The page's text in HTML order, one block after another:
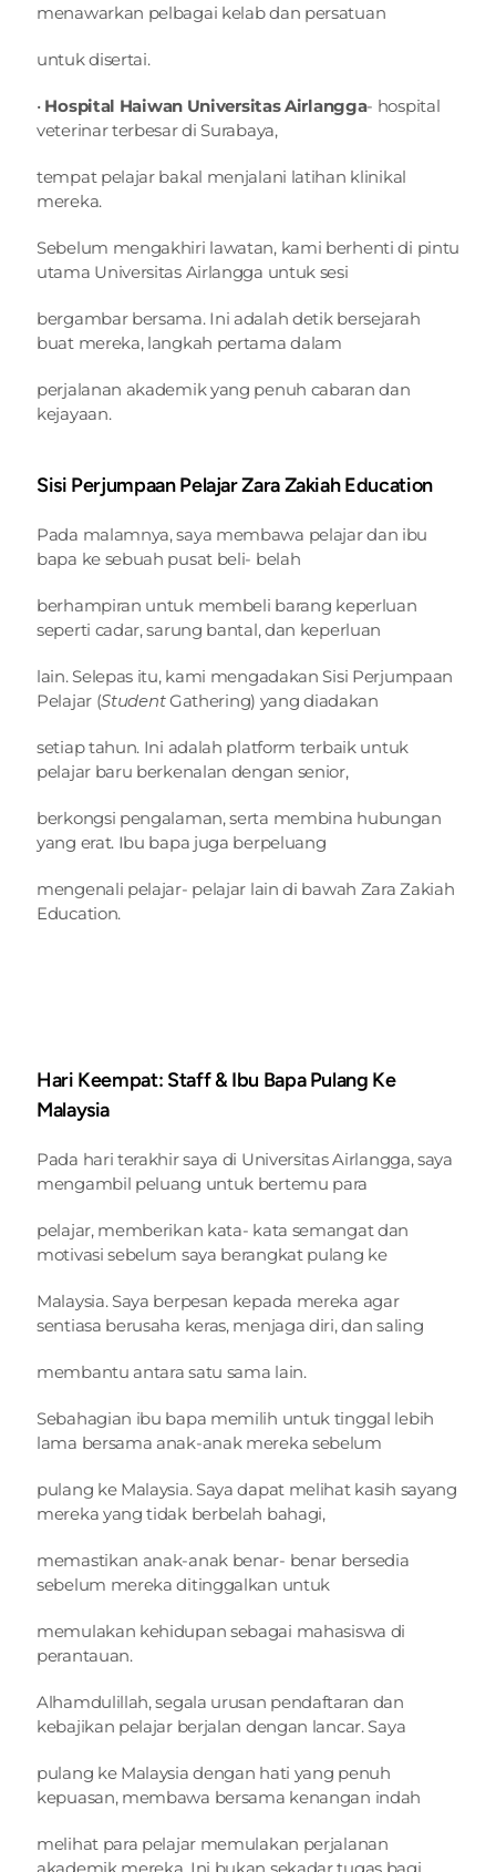
menawarkan pelbagai kelab dan persatuan
untuk disertai.
• Hospital Haiwan Universitas Airlangga- hospital
veterinar terbesar di Surabaya,
tempat pelajar bakal menjalani latihan klinikal
mereka.
Sebelum mengakhiri lawatan, kami berhenti di pintu
utama Universitas Airlangga untuk sesi
bergambar bersama. Ini adalah detik bersejarah
buat mereka, langkah pertama dalam
perjalanan akademik yang penuh cabaran dan
kejayaan.
Sisi Perjumpaan Pelajar Zara Zakiah Education
Pada malamnya, saya membawa pelajar dan ibu
bapa ke sebuah pusat beli- belah
berhampiran untuk membeli barang keperluan
seperti cadar, sarung bantal, dan keperluan
lain. Selepas itu, kami mengadakan Sisi Perjumpaan
Pelajar (Student Gathering) yang diadakan
setiap tahun. Ini adalah platform terbaik untuk
pelajar baru berkenalan dengan senior,
berkongsi pengalaman, serta membina hubungan
yang erat. Ibu bapa juga berpeluang
mengenali pelajar- pelajar lain di bawah Zara Zakiah
Education.
Hari Keempat: Staff & Ibu Bapa Pulang Ke
Malaysia
Pada hari terakhir saya di Universitas Airlangga, saya
mengambil peluang untuk bertemu para
pelajar, memberikan kata- kata semangat dan
motivasi sebelum saya berangkat pulang ke
Malaysia. Saya berpesan kepada mereka agar
sentiasa berusaha keras, menjaga diri, dan saling
membantu antara satu sama lain.
Sebahagian ibu bapa memilih untuk tinggal lebih
lama bersama anak-anak mereka sebelum
pulang ke Malaysia. Saya dapat melihat kasih sayang
mereka yang tidak berbelah bahagi,
memastikan anak-anak benar- benar bersedia
sebelum mereka ditinggalkan untuk
memulakan kehidupan sebagai mahasiswa di
perantauan.
Alhamdulillah, segala urusan pendaftaran dan
kebajikan pelajar berjalan dengan lancar. Saya
pulang ke Malaysia dengan hati yang penuh
kepuasan, membawa bersama kenangan indah
melihat para pelajar memulakan perjalanan